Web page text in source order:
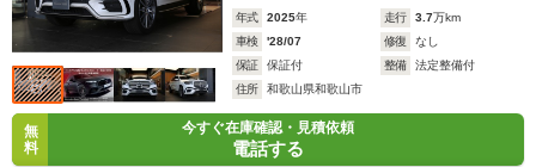
年式 2025年 走行 3.7万km
車検
'28/07 修復
なし
保証
保証付 整備
法定整備付
住所
和歌山県和歌山市
無
料
今すぐ在庫確認・見積依頼
電話する